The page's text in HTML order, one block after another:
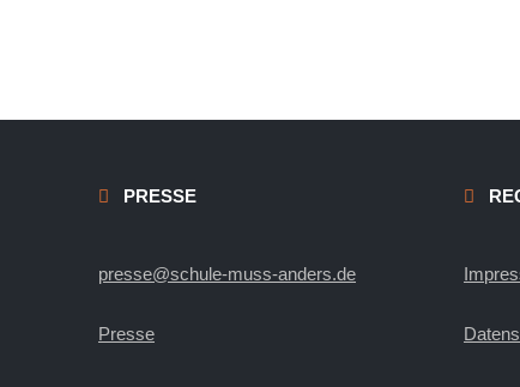
PRESSE
presse@schule-muss-anders.de
Presse